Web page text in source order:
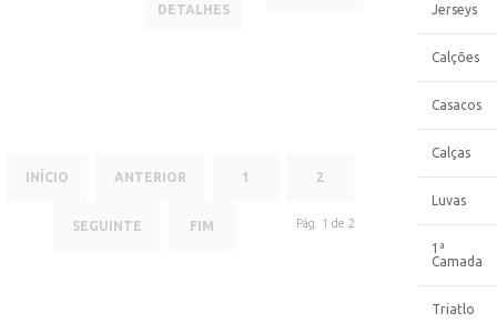
DETALHES
INÍCIO ANTERIOR 1 2
SEGUINTE FIM Pág. 1 de 2
Jerseys
Calções
Casacos
Calças
Luvas
1ª
Camada
Triatlo